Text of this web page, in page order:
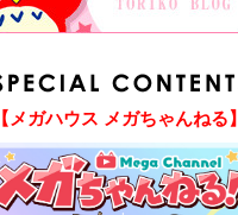
【メガハウス メガちゃんねる】